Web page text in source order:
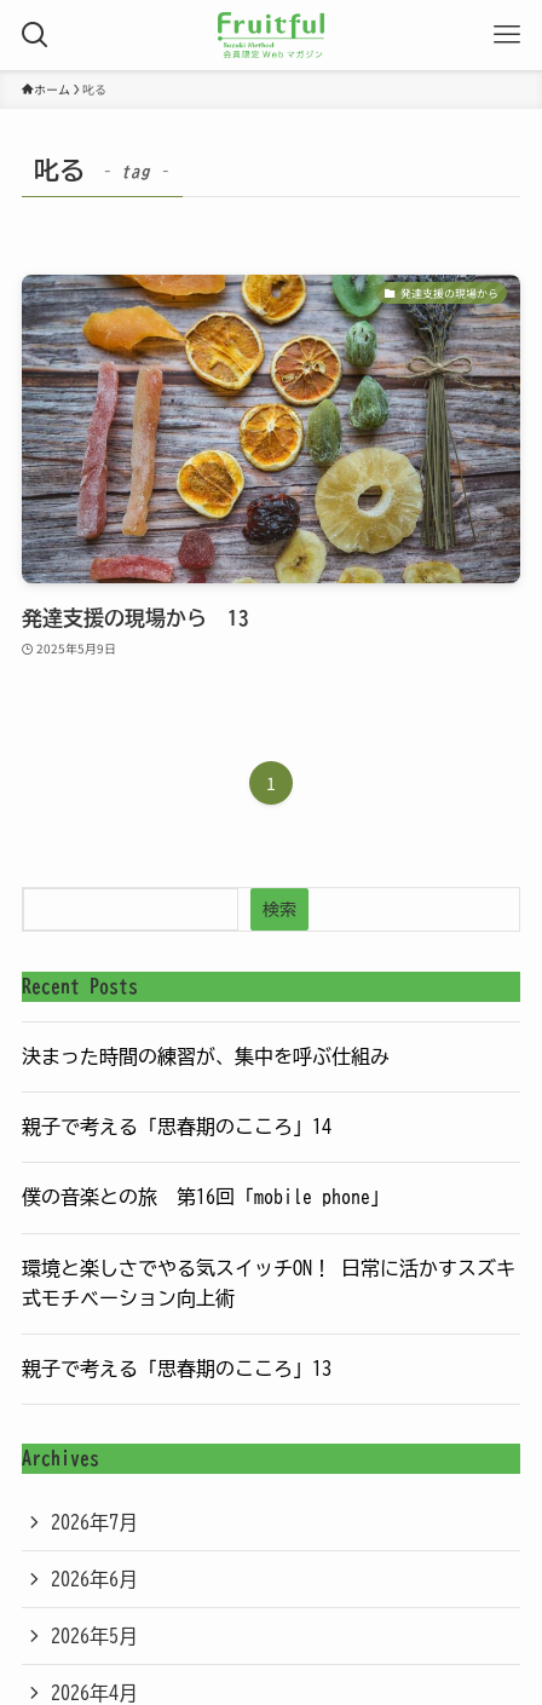
ホーム 叱る
叱る – tag –
発達支援の現場から
発達支援の現場から 13
2025年5月9日
1
検索
Recent Posts
決まった時間の練習が、集中を呼ぶ仕組み
親子で考える「思春期のこころ」14
僕の音楽との旅 第16回「mobile phone」
環境と楽しさでやる気スイッチON！ 日常に活かすスズキ
式モチベーション向上術
親子で考える「思春期のこころ」13
Archives
2026年7月
2026年6月
2026年5月
2026年4月